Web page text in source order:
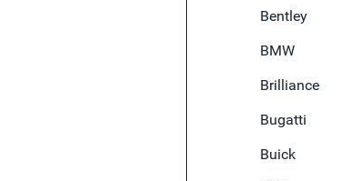
Bentley
BMW
Brilliance
Bugatti
Buick